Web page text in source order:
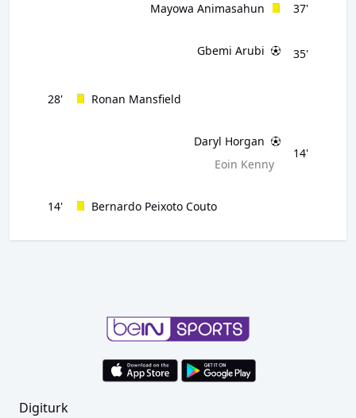
37'
Mayowa Animasahun
35'
Gbemi Arubi
28' Ronan Mansfield
14'
Daryl Horgan
Eoin Kenny
14' Bernardo Peixoto Couto
Digiturk